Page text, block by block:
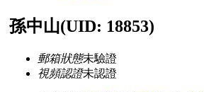
孫中山(UID: 18853)
郵箱狀態未驗證
視頻認證未認證